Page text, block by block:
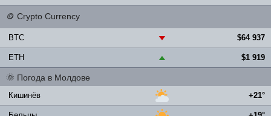
🪙 Crypto Currency
BTC ▼ $64 937
ETH ▲ $1 919
🌞 Погода в Молдове
Кишинёв +21°